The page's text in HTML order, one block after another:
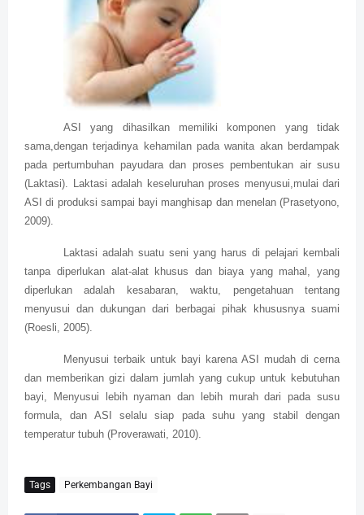
ASI yang dihasilkan memiliki komponen yang tidak
sama,dengan terjadinya kehamilan pada wanita akan berdampak
pada pertumbuhan payudara dan proses pembentukan air susu
(Laktasi). Laktasi adalah keseluruhan proses menyusui,mulai dari
ASI di produksi sampai bayi manghisap dan menelan (Prasetyono,
2009).
Laktasi adalah suatu seni yang harus di pelajari kembali
tanpa diperlukan alat-alat khusus dan biaya yang mahal, yang
diperlukan adalah kesabaran, waktu, pengetahuan tentang
menyusui dan dukungan dari berbagai pihak khususnya suami
(Roesli, 2005).
Menyusui terbaik untuk bayi karena ASI mudah di cerna
dan memberikan gizi dalam jumlah yang cukup untuk kebutuhan
bayi, Menyusui lebih nyaman dan lebih murah dari pada susu
formula, dan ASI selalu siap pada suhu yang stabil dengan
temperatur tubuh (Proverawati, 2010).
Tags Perkembangan Bayi